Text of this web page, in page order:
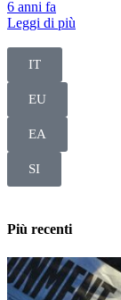
6 anni fa
Leggi di più
IT
EU
EA
SI
Più recenti